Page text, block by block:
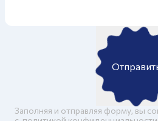
Заполняя и отправляя форму, вы